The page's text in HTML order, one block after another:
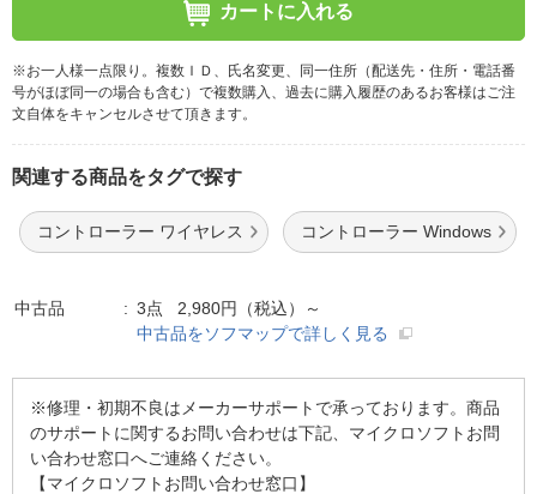
カートに入れる
※お一人様一点限り。複数ＩＤ、氏名変更、同一住所（配送先・住所・電話番
号がほぼ同一の場合も含む）で複数購入、過去に購入履歴のあるお客様はご注
文自体をキャンセルさせて頂きます。
関連する商品をタグで探す
コントローラー ワイヤレス コントローラー Windows
中古品
3点 2,980円（税込）～
中古品をソフマップで詳しく見る
※修理・初期不良はメーカーサポートで承っております。商品
のサポートに関するお問い合わせは下記、マイクロソフトお問
い合わせ窓口へご連絡ください。
【マイクロソフトお問い合わせ窓口】